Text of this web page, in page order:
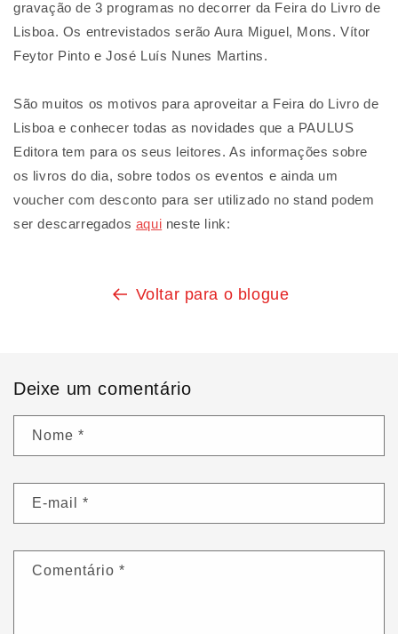
gravação de 3 programas no decorrer da Feira do Livro de
Lisboa. Os entrevistados serão Aura Miguel, Mons. Vítor
Feytor Pinto e José Luís Nunes Martins.
São muitos os motivos para aproveitar a Feira do Livro de
Lisboa e conhecer todas as novidades que a PAULUS
Editora tem para os seus leitores. As informações sobre
os livros do dia, sobre todos os eventos e ainda um
voucher com desconto para ser utilizado no stand podem
ser descarregados aqui neste link:
Voltar para o blogue
Deixe um comentário
Nome *
E-mail *
Comentário *